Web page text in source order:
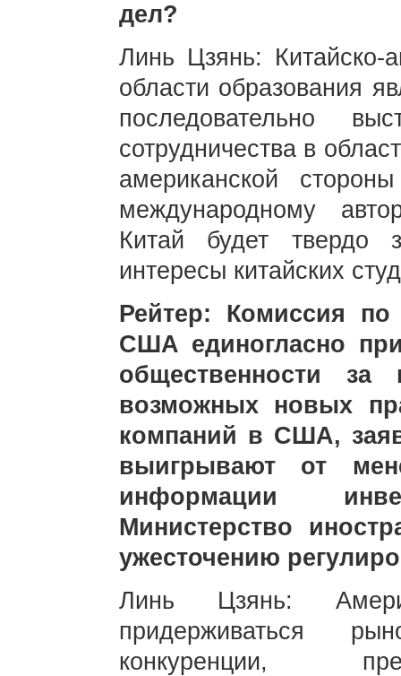
дел?
Линь Цзянь: Китайско-
области образования
последовательно
сотрудничества в
американской
международному
Китай будет твердо
интересы китайских
Рейтер: Комиссия
США единогласно
общественности
возможных новых
компаний в США,
выигрывают от
информации
Министерство
ужесточению
Линь Цзянь:
придерживаться
конкуренции,